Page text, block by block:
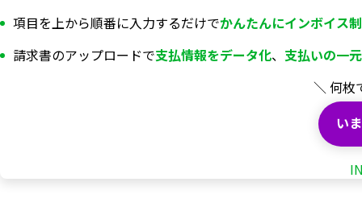
項目を上から順番に入力するだけでかんたんにインボイス
請求書のアップロードで支払情報をデータ化、 支払いの一
＼ 何枚
い